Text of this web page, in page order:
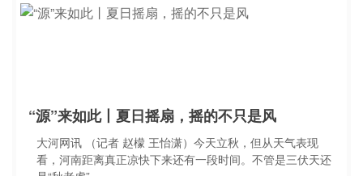
“源”来如此丨夏日摇扇，摇的不只是风
大河网讯 （记者 赵檬 王怡潇）今天立秋，但从天气表现
看，河南距离真正凉快下来还有一段时间。不管是三伏天还